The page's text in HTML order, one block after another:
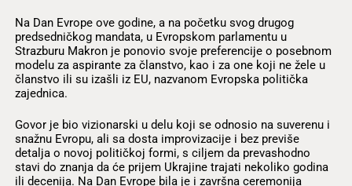
Na Dan Evrope ove godine, a na početku svog drugog
predsedničkog mandata, u Evropskom parlamentu u
Strazburu Makron je ponovio svoje preferencije o posebnom
modelu za aspirante za članstvo, kao i za one koji ne žele u
članstvo ili su izašli iz EU, nazvanom Evropska politička
zajednica.
Govor je bio vizionarski u delu koji se odnosio na suverenu i
snažnu Evropu, ali sa dosta improvizacije i bez previše
detalja o novoj političkoj formi, s ciljem da prevashodno
stavi do znanja da će prijem Ukrajine trajati nekoliko godina
ili decenija. Na Dan Evrope bila je i završna ceremonija